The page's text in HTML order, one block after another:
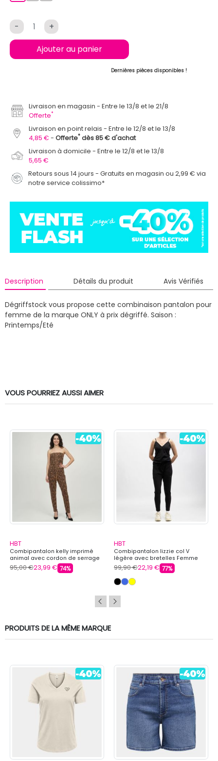
- +
Ajouter au panier
Dernières pièces disponibles !
Livraison en magasin
Entre le 13/8 et le 21/8
Offerte*
Livraison en point relais
Entre le 12/8 et le 13/8
4,85 €
Offerte* dès 85 € d'achat
Livraison à domicile
Entre le 12/8 et le 13/8
5,65 €
Retours sous 14 jours - Gratuits en magasin ou 2,99 € via
notre service colissimo*
Description Détails du produit Avis Vérifiés
Dégriffstock vous propose cette combinaison pantalon pour
femme de la marque ONLY à prix dégriffé. Saison :
Printemps/Eté
VOUS POURRIEZ AUSSI AIMER
HBT
Combipantalon kelly imprimé
animal avec cordon de serrage
Femme HBT
95,00 €23,99 € 74%
HBT
Combipantalon lizzie col V
légère avec bretelles Femme
HBT
99,90 €22,19 € 77%
PRODUITS DE LA MÊME MARQUE